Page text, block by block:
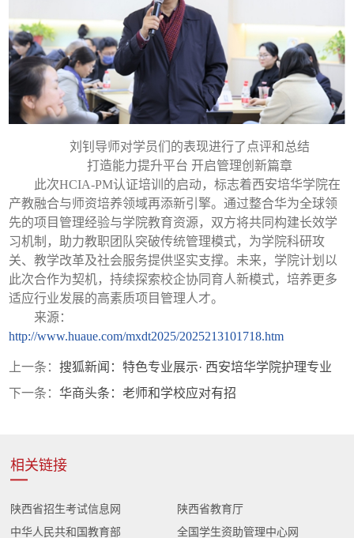
刘钊导师对学员们的表现进行了点评和总结
打造能力提升平台 开启管理创新篇章
此次HCIA-PM认证培训的启动，标志着西安培华学院在
产教融合与师资培养领域再添新引擎。通过整合华为全球领
先的项目管理经验与学院教育资源，双方将共同构建长效学
习机制，助力教职团队突破传统管理模式，为学院科研攻
关、教学改革及社会服务提供坚实支撑。未来，学院计划以
此次合作为契机，持续探索校企协同育人新模式，培养更多
适应行业发展的高素质项目管理人才。
来源：
http://www.huaue.com/mxdt2025/2025213101718.htm
上一条：搜狐新闻：特色专业展示· 西安培华学院护理专业
下一条：华商头条：老师和学校应对有招
相关链接
陕西省招生考试信息网
陕西省教育厅
中华人民共和国教育部
全国学生资助管理中心网